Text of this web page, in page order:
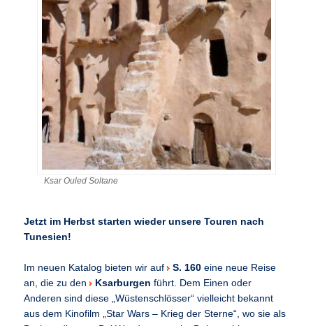
Ksar Ouled Soltane
Jetzt im Herbst starten wieder unsere Touren nach
Tunesien!
Im neuen Katalog bieten wir auf S. 160 eine neue Reise
an, die zu den
Ksarburgen führt. Dem Einen oder
Anderen sind diese „Wüstenschlösser“ vielleicht bekannt
aus dem Kinofilm „Star Wars – Krieg der Sterne“, wo sie als